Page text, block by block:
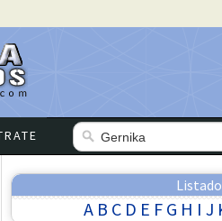
A B C D E F G H I J